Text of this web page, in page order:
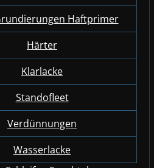
Haftprimer
Härter
Klarlacke
Standofleet
Verdünnungen
Wasserlacke